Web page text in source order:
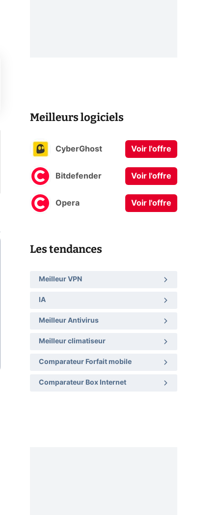
Meilleurs logiciels
CyberGhost Voir l'offre
Bitdefender Voir l'offre
Opera Voir l'offre
Les tendances
Meilleur VPN
IA
Meilleur Antivirus
Meilleur climatiseur
Comparateur Forfait mobile
Comparateur Box Internet